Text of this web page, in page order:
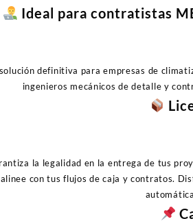
Ideal para contratistas
definitiva para empresas de
ingenieros mecánicos de detalle y
la legalidad en la entrega de tus
alinee con tus flujos de caja y contratos.